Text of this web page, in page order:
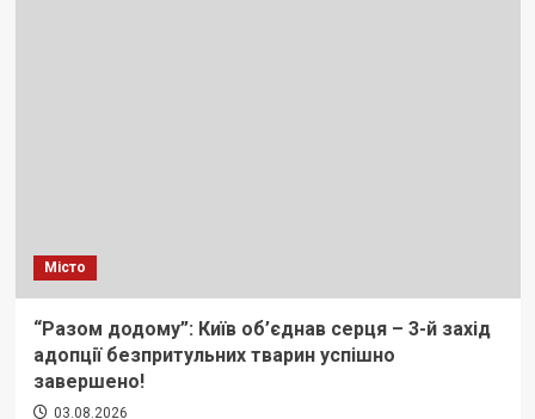
Місто
“Разом додому”: Київ об’єднав серця – 3-й захід
адопції безпритульних тварин успішно
завершено!
03.08.2026